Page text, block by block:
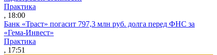
Практика
, 18:00
Банк «Траст» погасит 797,3 млн руб. долга перед ФНС за
«Гема-Инвест»
Практика
, 17:51